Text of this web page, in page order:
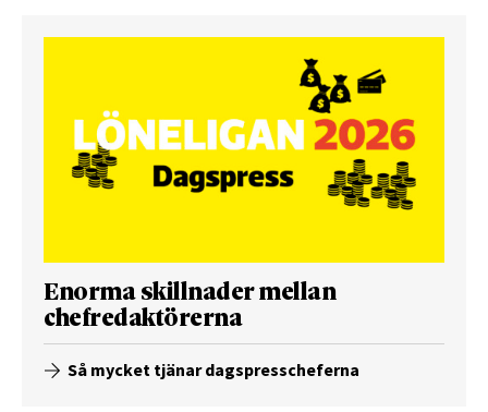
Enorma skillnader mellan
chefredaktörerna
Så mycket tjänar dagspresscheferna